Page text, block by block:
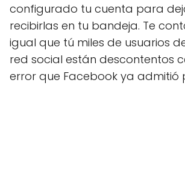
configurado tu cuenta para
recibirlas en tu bandeja. Te
igual que tú miles de usuarios
red social están descontentos
error que Facebook ya admitió